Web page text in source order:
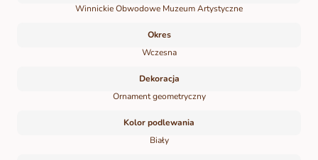
Winnickie Obwodowe Muzeum Artystyczne
Okres
Wczesna
Dekoracja
Ornament geometryczny
Kolor podlewania
Biały